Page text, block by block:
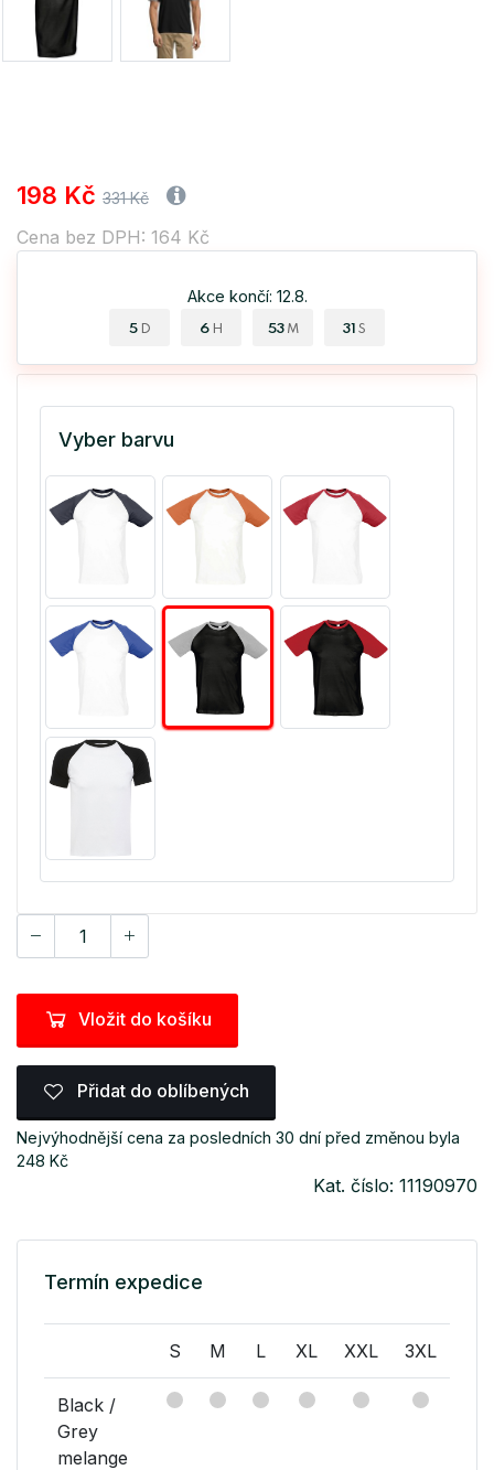
198 Kč 331 Kč
Cena bez DPH: 164 Kč
Akce končí: 12.8.
5 D 6 H 53 M 31 S
Vyber barvu
Vložit do košíku
Přidat do oblíbených
Nejvýhodnější cena za posledních 30 dní před změnou byla
248 Kč
Kat. číslo: 11190970
Termín expedice
S M L XL XXL 3XL
Black /
Grey
melange